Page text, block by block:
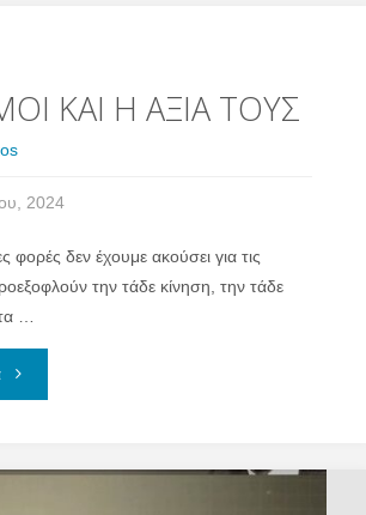
ΚΑΙ Η ΑΞΙΑ ΤΟΥΣ
2024
φορές δεν έχουμε ακούσει για τις
την τάδε κίνηση, την τάδε
…
"ΟΙ
ΚΑΙ